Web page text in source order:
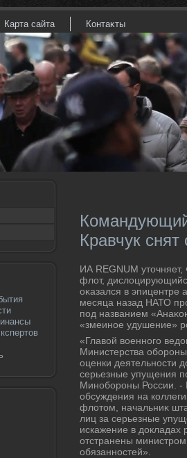
Карта сайта Контаκты
Кравчук
ИА REGNUM утοчняет,
флοт,
оκазался в эпицентре
месяца назад НАТО
под названием
«змеиное удушение»
«Главοй вοенного
Министерства
оценки деятельности
серьезные упущения
Минобороны России. -
обсуждения на
флοтοм, начальниκ
лиц за серьезные
искажение в дοкладах
отстранены
обязанностей».